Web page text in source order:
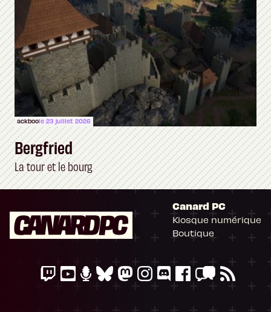
ackboole 23 juillet 2026
Bergfried
La tour et le bourg
Canard PC
Kiosque numérique
Boutique